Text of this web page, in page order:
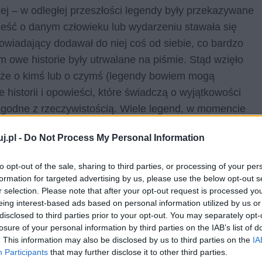
- Do Not Process My Personal Information
opt-out of the sale, sharing to third parties, or processing of your
for targeted advertising by us, please use the below opt-out
selection. Please note that after your opt-out request is processed
interest-based ads based on personal information utilized by us
to third parties prior to your opt-out. You may separately
of your personal information by third parties on the IAB’s list of
This information may also be disclosed by us to third parties on the
Participants that may further disclose it to other third parties.
w odległej przeszłości legendy były przekazywane
o danym człowieku lub wydarzeniu stawała się
dodawał do niej coś od siebie, co bardzo
historie były utrwalane na piśmie. Stąd wzięło
o kimś lub o czymś (legendy bowiem mogą
historii i opowieści, które świadczą o wyjątkowości
z rzeczywistością. Wiele legend, w momencie
uschematyzowane, co zakończyło proces ciągłych
różni je od nich fakt, że opowiadają o prawdziwych
Legenda uważana jest za gatunek, który leży u
we współczesnym piśmiennictwie. Najstarszą
o herosie Achillesie, która dała początek